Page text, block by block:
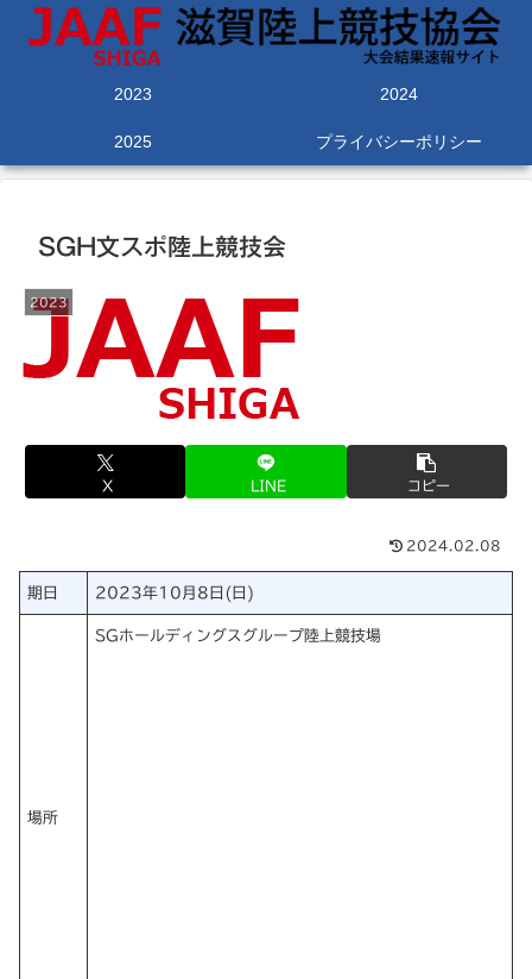
2023 2024
2025 プライバシーポリシー
SGH文スポ陸上競技会
2023
X LINE コピー
2024.02.08
期日 2023年10月8日(日)
場所
SGホールディングスグループ陸上競技場